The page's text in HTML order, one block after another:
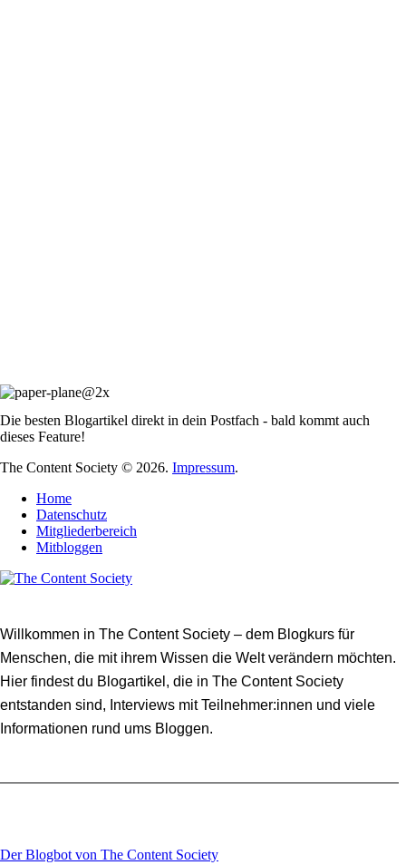
Die besten Blogartikel direkt in dein Postfach - bald kommt auch
dieses Feature!
The Content Society © 2026. Impressum.
Home
Datenschutz
Mitgliederbereich
Mitbloggen
Willkommen in The Content Society – dem Blogkurs für
Menschen, die mit ihrem Wissen die Welt verändern möchten.
Hier findest du Blogartikel, die in The Content Society
entstanden sind, Interviews mit Teilnehmer:innen und viele
Informationen rund ums Bloggen.
Der Blogbot von The Content Society